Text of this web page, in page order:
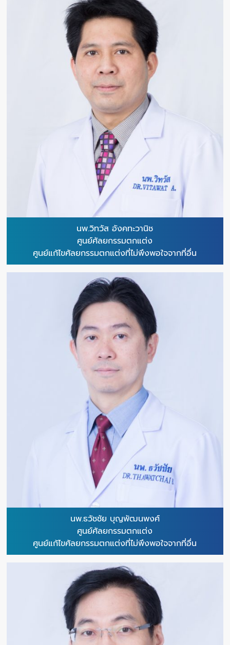
นพ.วิทวัส อังคทะวานิช
ศูนย์ศัลยกรรมตกแต่ง
ศูนย์แก้ไขศัลยกรรมตกแต่งที่ไม่พึงพอใจจากที่อื่น
นพ.ธวัชชัย บุญพัฒนพงศ์
ศูนย์ศัลยกรรมตกแต่ง
ศูนย์แก้ไขศัลยกรรมตกแต่งที่ไม่พึงพอใจจากที่อื่น